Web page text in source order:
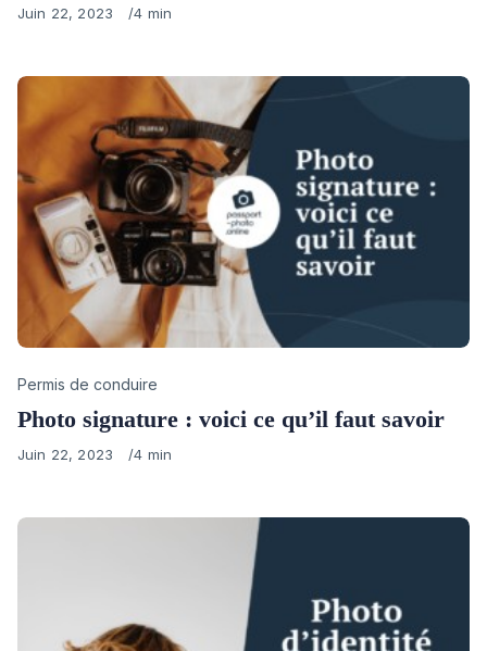
Published
Juin 22, 2023 4 min
Category
Permis de conduire
Photo signature : voici ce qu’il faut savoir
Published
Juin 22, 2023 4 min